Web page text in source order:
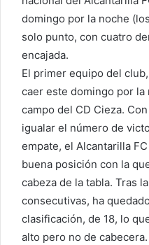
domingo por la noche
solo punto, con cuatro
encajada.
El primer equipo del
caer este domingo por la
campo del CD Cieza.
igualar el número de
empate, el Alcantarilla
buena posición con la
cabeza de la tabla. Tras
consecutivas, ha
clasificación, de 18, lo
alto pero no de cabecera.